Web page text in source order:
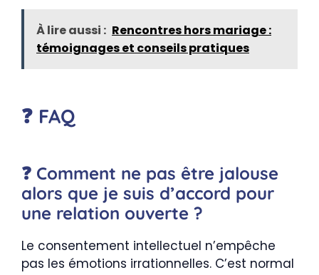
À lire aussi : Rencontres hors mariage :
témoignages et conseils pratiques
❓ FAQ
❓ Comment ne pas être jalouse
alors que je suis d’accord pour
une relation ouverte ?
Le consentement intellectuel n’empêche
pas les émotions irrationnelles. C’est normal